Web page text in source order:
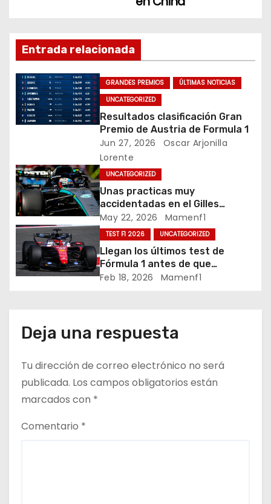
g
a
c
i
n
d
e
e
n
r
a
d
a
s
Entrada relacionada
GRANDES PREMIOS
ÚLTIMAS NOTICIAS
UNCATEGORIZED
Resultados clasificación Gran
Premio de Austria de Formula 1
Jun 27, 2026
Oscar Arjonilla
Lorente
UNCATEGORIZED
Unas practicas muy
accidentadas en el Gilles
Villeneuve deja a Fernando en
buena posición, ¿será real?… /
Crónica libes 1 GP Canadá
May 22, 2026 Mamenf1
TEST F1 2026 UNCATEGORIZED
Llegan los últimos test de
Fórmula 1 antes de que
comience la nueva temporada
Feb 18, 2026 Mamenf1
Deja una respuesta
Tu dirección de correo electrónico no será
publicada. Los campos obligatorios están
marcados con *
Comentario *